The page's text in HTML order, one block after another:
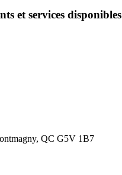
et services disponibles
QC G5V 1B7